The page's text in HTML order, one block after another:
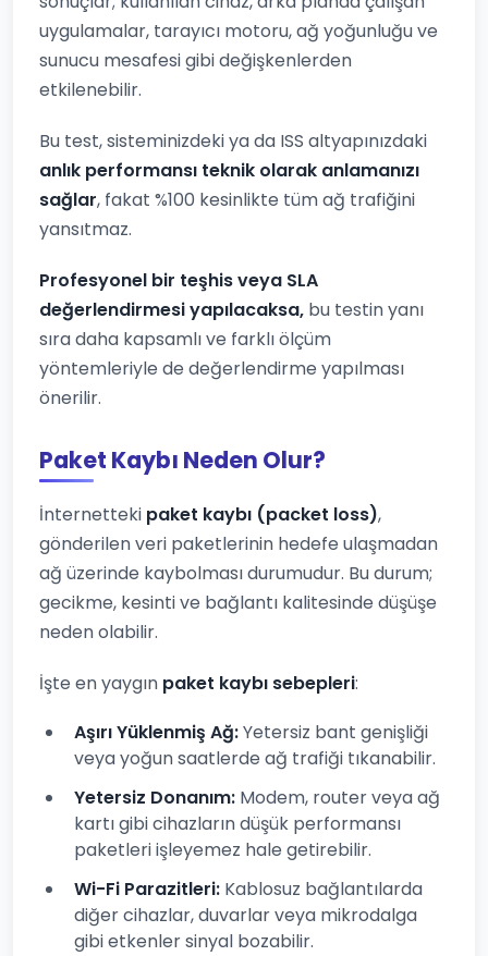
uygulamalar, tarayıcı motoru, ağ yoğunluğu ve
sunucu mesafesi gibi değişkenlerden
etkilenebilir.
Bu test, sisteminizdeki ya da ISS altyapınızdaki
anlık performansı teknik olarak anlamanızı
sağlar, fakat %100 kesinlikte tüm ağ trafiğini
yansıtmaz.
Profesyonel bir teşhis veya SLA
değerlendirmesi yapılacaksa, bu testin yanı
sıra daha kapsamlı ve farklı ölçüm
yöntemleriyle de değerlendirme yapılması
önerilir.
Paket Kaybı Neden Olur?
İnternetteki paket kaybı (packet loss),
gönderilen veri paketlerinin hedefe ulaşmadan
ağ üzerinde kaybolması durumudur. Bu durum;
gecikme, kesinti ve bağlantı kalitesinde düşüşe
neden olabilir.
İşte en yaygın paket kaybı sebepleri:
Aşırı Yüklenmiş Ağ:Yetersiz bant genişliği
veya yoğun saatlerde ağ trafiği tıkanabilir.
Yetersiz Donanım: Modem, router veya ağ
kartı gibi cihazların düşük performansı
paketleri işleyemez hale getirebilir.
Wi-Fi Parazitleri: Kablosuz bağlantılarda
diğer cihazlar, duvarlar veya mikrodalga
gibi etkenler sinyal bozabilir.